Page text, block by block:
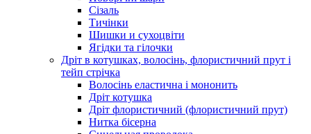
Сізаль
Тичінки
Шишки и сухоцвіти
Ягідки та гілочки
Дріт в котушках, волосінь, флористичний прут і
тейп стрічка
Волосінь еластична і мононить
Дріт котушка
Дріт флористичний (флористичний прут)
Нитка бісерна